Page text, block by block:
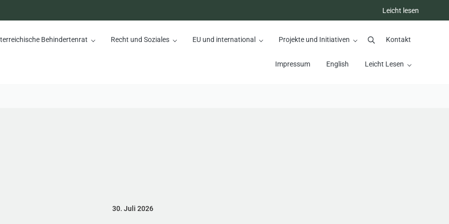
Leicht lesen
Behindertenrat Recht und Soziales EU und international Projekte und Initiativen SuchenKontakt
Impressum English Leicht Lesen
30. Juli 2026